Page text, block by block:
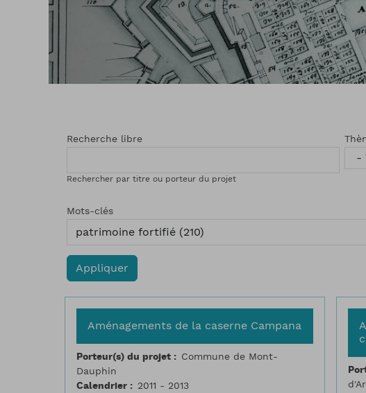
Recherche libre
Rechercher par titre ou porteur du projet
Mots-clés
Aménagements de la caserne Campana
Porteur(s) du projet
Commune de Mont-
Dauphin
Calendrier
2011 - 2013